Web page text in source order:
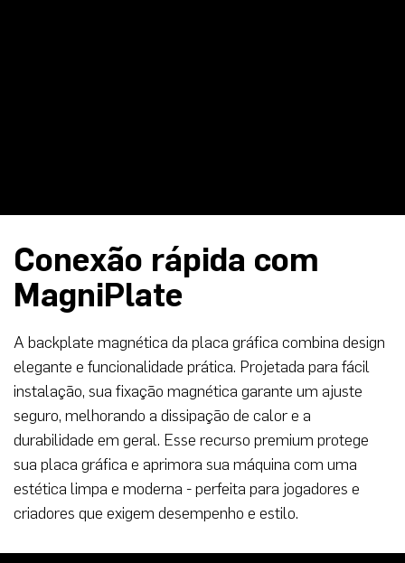
Conexão rápida com
MagniPlate
A backplate magnética da placa gráfica combina design
elegante e funcionalidade prática. Projetada para fácil
instalação, sua fixação magnética garante um ajuste
seguro, melhorando a dissipação de calor e a
durabilidade em geral. Esse recurso premium protege
sua placa gráfica e aprimora sua máquina com uma
estética limpa e moderna - perfeita para jogadores e
criadores que exigem desempenho e estilo.